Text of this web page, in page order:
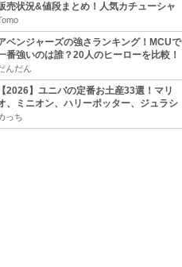
売状況&値段まとめ！人気カチューシャ
チェック
ベンジャーズの強さランキング！MCUで
番強いのは誰？20人のヒーローを比較！
んだん
【2026】ユニバの定番お土産33選！マリ
、ミニオン、ハリーポッター、ジュラシ
クパーク、セサミ、SINGなどのグッズ情
っち